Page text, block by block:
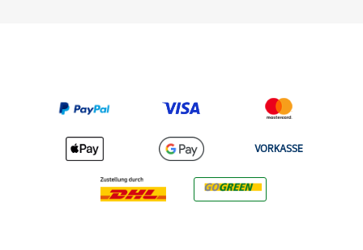
VORKASSE